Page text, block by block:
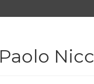
Paolo